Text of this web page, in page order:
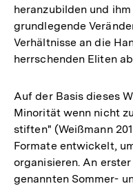
heranzubilden und
grundlegende
Verhältnisse an die
herrschenden Eliten
Auf der Basis dieses
Minorität wenn nicht
stiften" (Weißmann
Formate entwickelt,
organisieren. An
genannten Sommer-